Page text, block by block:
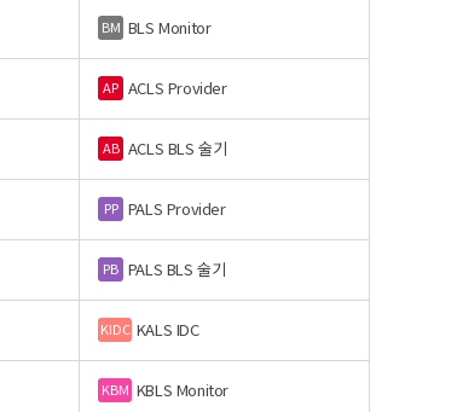
BM BLS Monitor
AP ACLS Provider
AB ACLS BLS 술기
PP PALS Provider
PB PALS BLS 술기
KIDC KALS IDC
KBM KBLS Monitor